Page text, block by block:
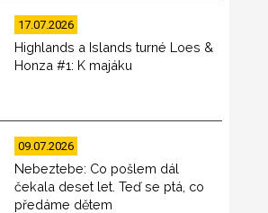
17.07.2026
Highlands a Islands turné Loes &
Honza #1: K majáku
09.07.2026
Nebeztebe: Co pošlem dál
čekala deset let. Teď se ptá, co
předáme dětem